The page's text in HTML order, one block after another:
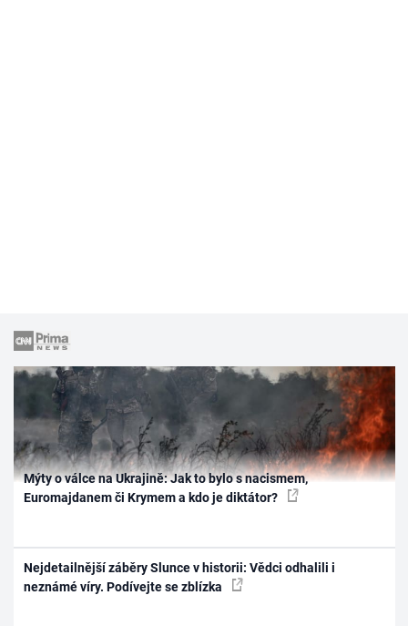
Mýty o válce na Ukrajině: Jak to bylo s nacismem,
Euromajdanem či Krymem a kdo je diktátor?
Nejdetailnější záběry Slunce v historii: Vědci odhalili i
neznámé víry. Podívejte se zblízka